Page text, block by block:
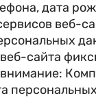
дата
веб-
сайта